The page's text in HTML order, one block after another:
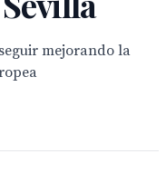
mejorando la